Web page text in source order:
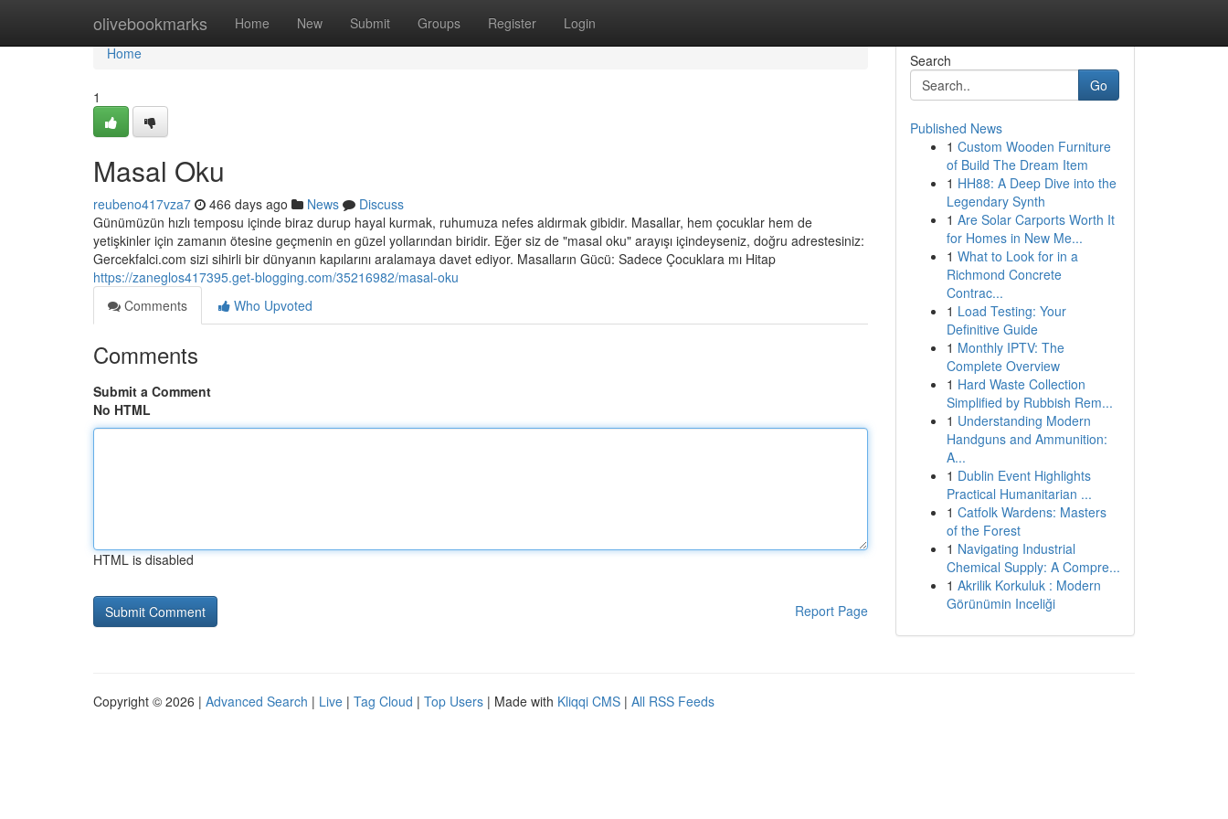
olivebookmarks Home New Submit Groups Register Login
Home
Home
1
Masal Oku
reubeno417vza7 466 days ago News
Discuss
Günümüzün hızlı temposu içinde biraz durup hayal kurmak, ruhumuza nefes aldırmak gibidir. Masallar, hem çocuklar hem de
yetişkinler için zamanın ötesine geçmenin en güzel yollarından biridir. Eğer siz de "masal oku" arayışı içindeyseniz, doğru adrestesiniz:
Gercekfalci.com sizi sihirli bir dünyanın kapılarını aralamaya davet ediyor. Masalların Gücü: Sadece Çocuklara mı Hitap
https://zaneglos417395.get-blogging.com/35216982/masal-oku
Comments
Who Upvoted
Comments
Submit a Comment
No HTML
HTML is disabled
Report Page
Search
Go
Published News
1 Custom Wooden Furniture
of Build The Dream Item
1 HH88: A Deep Dive into the
Legendary Synth
1 Are Solar Carports Worth It
for Homes in New Me...
1 What to Look for in a
Richmond Concrete
Contrac...
1 Load Testing: Your
Definitive Guide
1 Monthly IPTV: The
Complete Overview
1 Hard Waste Collection
Simplified by Rubbish Rem...
1 Understanding Modern
Handguns and Ammunition:
A...
1 Dublin Event Highlights
Practical Humanitarian ...
1 Catfolk Wardens: Masters
of the Forest
1 Navigating Industrial
Chemical Supply: A Compre...
1 Akrilik Korkuluk : Modern
Görünümin Inceliği
Copyright © 2026 | Advanced Search | Live | Tag Cloud | Top Users | Made with Kliqqi CMS | All RSS Feeds